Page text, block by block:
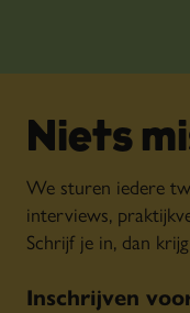
Niets
We sturen iedere
interviews,
Schrijf je in, dan
Inschrijven